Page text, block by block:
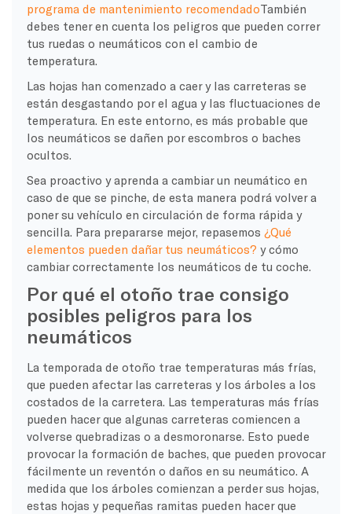
programa de mantenimiento recomendadoTambién
debes tener en cuenta los peligros que pueden correr
tus ruedas o neumáticos con el cambio de
temperatura.
Las hojas han comenzado a caer y las carreteras se
están desgastando por el agua y las fluctuaciones de
temperatura. En este entorno, es más probable que
los neumáticos se dañen por escombros o baches
ocultos.
Sea proactivo y aprenda a cambiar un neumático en
caso de que se pinche, de esta manera podrá volver a
poner su vehículo en circulación de forma rápida y
sencilla. Para prepararse mejor, repasemos ¿Qué
elementos pueden dañar tus neumáticos? y cómo
cambiar correctamente los neumáticos de tu coche.
Por qué el otoño trae consigo
posibles peligros para los
neumáticos
La temporada de otoño trae temperaturas más frías,
que pueden afectar las carreteras y los árboles a los
costados de la carretera. Las temperaturas más frías
pueden hacer que algunas carreteras comiencen a
volverse quebradizas o a desmoronarse. Esto puede
provocar la formación de baches, que pueden provocar
fácilmente un reventón o daños en su neumático. A
medida que los árboles comienzan a perder sus hojas,
estas hojas y pequeñas ramitas pueden hacer que